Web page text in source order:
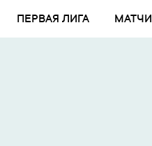
ПЕРВАЯ ЛИГА МАТЧИ